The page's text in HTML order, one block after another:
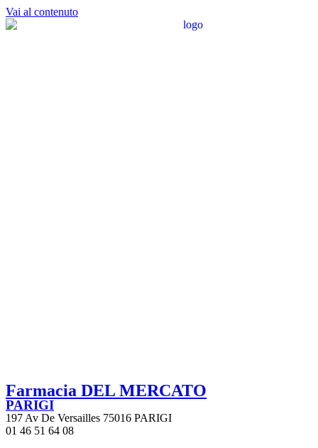
Vai al contenuto
Farmacia DEL MERCATO
PARIGI
197 Av De Versailles 75016 PARIGI
01 46 51 64 08